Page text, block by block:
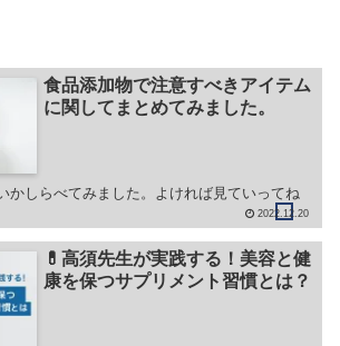
食品添加物で注意すべきアイテム
に関してまとめてみました。
かしらべてみました。よければ見ていってね
2022.12.20
💊高須先生が実践する！美容と健
康を保つサプリメント習慣とは？